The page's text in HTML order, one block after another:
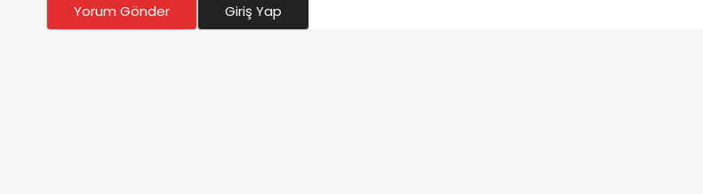
Yorum Gönder
Giriş Yap